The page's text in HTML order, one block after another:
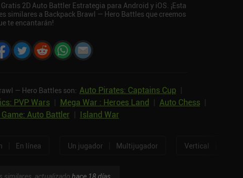
2D Auto Battler Estrategia para Android y iOS. ¡Esta
similares a Backpack Brawl — Hero Battles que creemos
te encantarán!
— Hero Battles son: Auto Pirates: Captains Cup
PVP Wars| Mega War : Heroes Land Auto Chess|
Auto Battler Island War
En línea Un jugador Multijugador Vertical